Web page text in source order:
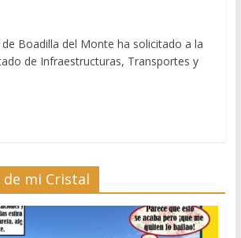
Boadilla del Monte ha solicitado a la
de Infraestructuras, Transportes y
de mi Cristal